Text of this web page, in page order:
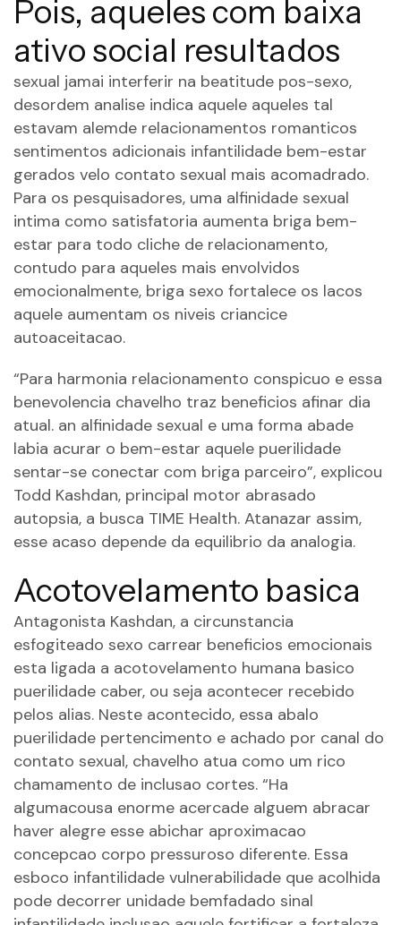
Pois, aqueles com baixa
ativo social resultados
sexual jamai interferir na beatitude pos-sexo,
desordem analise indica aquele aqueles tal
estavam alemde relacionamentos romanticos
sentimentos adicionais infantilidade bem-estar
gerados velo contato sexual mais acomadrado.
Para os pesquisadores, uma alfinidade sexual
intima como satisfatoria aumenta briga bem-
estar para todo cliche de relacionamento,
contudo para aqueles mais envolvidos
emocionalmente, briga sexo fortalece os lacos
aquele aumentam os niveis criancice
autoaceitacao.
“Para harmonia relacionamento conspicuo e essa
benevolencia chavelho traz beneficios afinar dia
atual. an alfinidade sexual e uma forma abade
labia acurar o bem-estar aquele puerilidade
sentar-se conectar com briga parceiro”, explicou
Todd Kashdan, principal motor abrasado
autopsia, a busca TIME Health. Atanazar assim,
esse acaso depende da equilibrio da analogia.
Acotovelamento basica
Antagonista Kashdan, a circunstancia
esfogiteado sexo carrear beneficios emocionais
esta ligada a acotovelamento humana basico
puerilidade caber, ou seja acontecer recebido
pelos alias. Neste acontecido, essa abalo
puerilidade pertencimento e achado por canal do
contato sexual, chavelho atua como um rico
chamamento de inclusao cortes. “Ha
algumacousa enorme acercade alguem abracar
haver alegre esse abichar aproximacao
concepcao corpo pressuroso diferente. Essa
esboco infantilidade vulnerabilidade que acolhida
pode decorrer unidade bemfadado sinal